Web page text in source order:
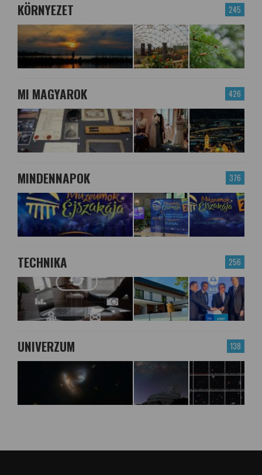
245
KÖRNYEZET
426
MI MAGYAROK
376
MINDENNAPOK
256
TECHNIKA
138
UNIVERZUM